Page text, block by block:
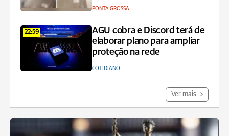
PONTA GROSSA
22:59
AGU cobra e Discord terá de
elaborar plano para ampliar
proteção na rede
COTIDIANO
Ver mais